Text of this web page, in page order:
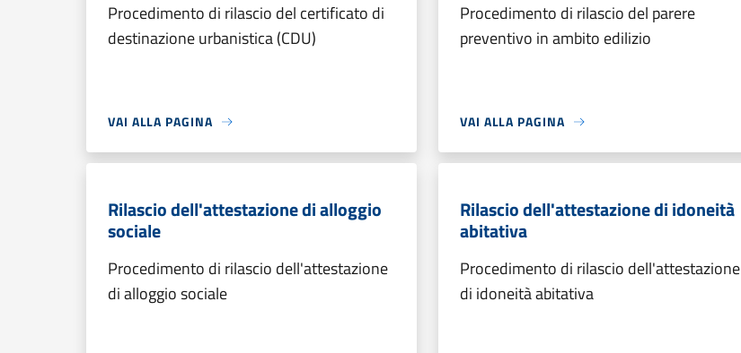
Procedimento di rilascio del certificato di
destinazione urbanistica (CDU)
VAI ALLA PAGINA
Procedimento di rilascio del parere
preventivo in ambito edilizio
VAI ALLA PAGINA
Rilascio dell'attestazione di alloggio
sociale
Procedimento di rilascio dell'attestazione
di alloggio sociale
Rilascio dell'attestazione di idoneità
abitativa
Procedimento di rilascio dell'attestazione
di idoneità abitativa